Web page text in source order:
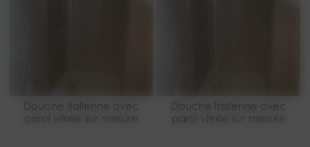
Douche Italienne avec
paroi vitrée sur mesure
Douche Italienne avec
paroi vitrée sur mesure